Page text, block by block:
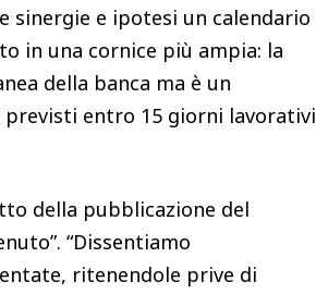
sinergie e ipotesi un calendario
in una cornice più ampia: la
della banca ma è un
previsti entro 15 giorni lavorativi
della pubblicazione del
“Dissentiamo
ritenendole prive di